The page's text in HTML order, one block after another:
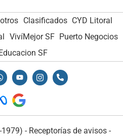
Clasificados CYD Litoral
VivíMejor SF Puerto Negocios
Educacion SF
- Receptorías de avisos -